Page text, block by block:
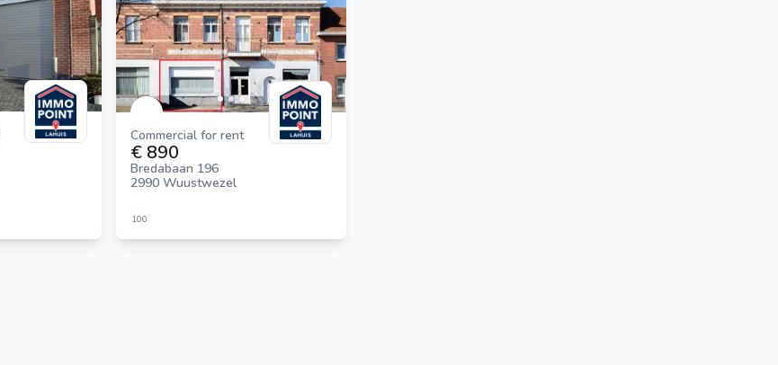
Commercial for rent
€ 890
Bredabaan 196
2990 Wuustwezel
100